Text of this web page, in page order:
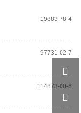
19883-78-4
97731-02-7
114873-00-6

